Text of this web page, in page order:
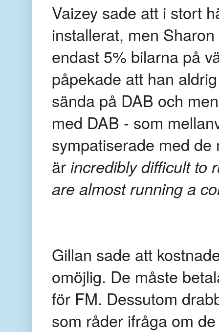
Vaizey sade att i stort
installerat, men
endast 5% bilarna på
påpekade att han
sända på DAB och
med DAB - som
sympatiserade med
är incredibly difficult to
are almost running a
Gillan sade att
omöjlig. De måste
för FM. Dessutom
som råder ifråga om